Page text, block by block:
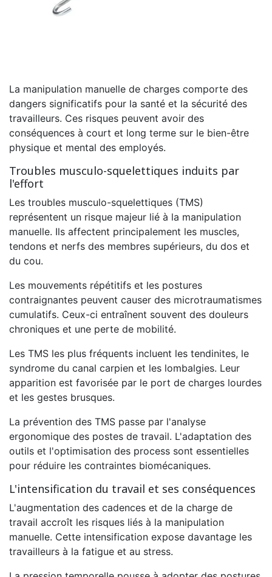
La manipulation manuelle de charges comporte des
dangers significatifs pour la santé et la sécurité des
travailleurs. Ces risques peuvent avoir des
conséquences à court et long terme sur le bien-être
physique et mental des employés.
Troubles musculo-squelettiques induits par
l'effort
Les troubles musculo-squelettiques (TMS)
représentent un risque majeur lié à la manipulation
manuelle. Ils affectent principalement les muscles,
tendons et nerfs des membres supérieurs, du dos et
du cou.
Les mouvements répétitifs et les postures
contraignantes peuvent causer des microtraumatismes
cumulatifs. Ceux-ci entraînent souvent des douleurs
chroniques et une perte de mobilité.
Les TMS les plus fréquents incluent les tendinites, le
syndrome du canal carpien et les lombalgies. Leur
apparition est favorisée par le port de charges lourdes
et les gestes brusques.
La prévention des TMS passe par l'analyse
ergonomique des postes de travail. L'adaptation des
outils et l'optimisation des process sont essentielles
pour réduire les contraintes biomécaniques.
L'intensification du travail et ses conséquences
L'augmentation des cadences et de la charge de
travail accroît les risques liés à la manipulation
manuelle. Cette intensification expose davantage les
travailleurs à la fatigue et au stress.